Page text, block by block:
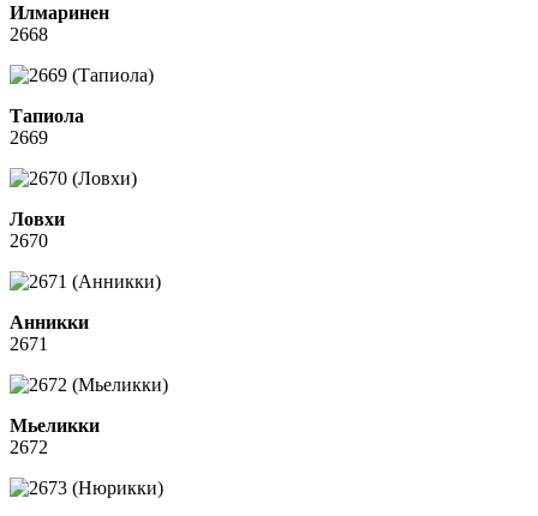
Илмаринен
2668
Тапиола
2669
Ловхи
2670
Анникки
2671
Мьеликки
2672